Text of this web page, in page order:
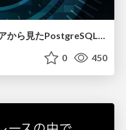
アプリケーションエンジニアから見たPostgreSQL16 の新機能/postgresql16-new-information
0 450